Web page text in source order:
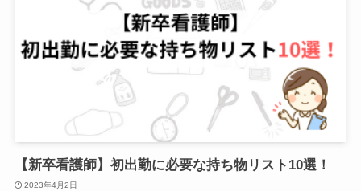
【新卒看護師】初出勤に必要な持ち物リスト10選！
2023年4月2日